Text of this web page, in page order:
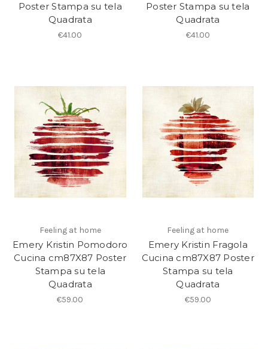
Poster Stampa su tela
Quadrata
€41.00
Poster Stampa su tela
Quadrata
€41.00
Feeling at home
Emery Kristin Pomodoro
Cucina cm87X87 Poster
Stampa su tela
Quadrata
€59.00
Feeling at home
Emery Kristin Fragola
Cucina cm87X87 Poster
Stampa su tela
Quadrata
€59.00